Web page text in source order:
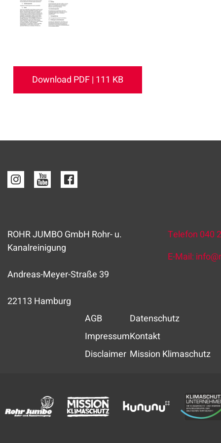
Download PDF | 111 KB
ROHR JUMBO GmbH Rohr- u.
Kanalreinigung
Andreas-Meyer-Straße 39
22113 Hamburg
Telefon 040
E-Mail: info@
AGB
Impressum
Disclaimer
Datenschutz
Kontakt
Mission Klimaschutz